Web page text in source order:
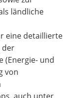
ländliche
eine detaillierte
der
(Energie- und
von